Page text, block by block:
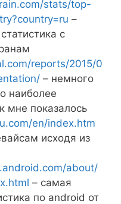
stats/top-
–
с
reports/2015/0
– немного
наиболее
мне показалось
en/index.htm
исходя из
about/
– самая
по android от